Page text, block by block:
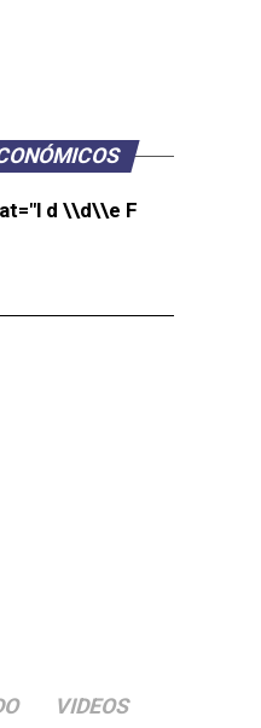
d \\d\\e F
VIDEOS